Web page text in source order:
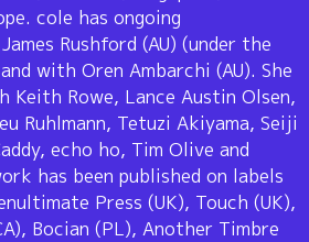
cole has ongoing
Rushford (AU) (under the
with Oren Ambarchi (AU). She
Keith Rowe, Lance Austin Olsen,
Ruhlmann, Tetuzi Akiyama, Seiji
echo ho, Tim Olive and
has been published on labels
Press (UK), Touch (UK),
Bocian (PL), Another Timbre